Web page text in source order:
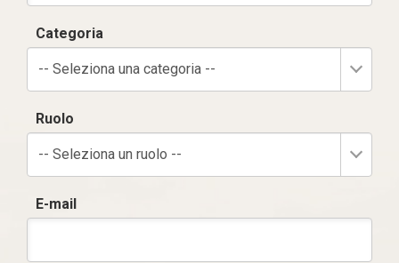
Categoria
-- Seleziona una categoria --
Ruolo
-- Seleziona un ruolo --
E-mail